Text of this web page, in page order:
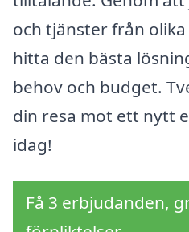
och tjänster från
hitta den bästa
behov och budget.
din resa mot ett nytt
idag!
Få 3 erbjudanden,